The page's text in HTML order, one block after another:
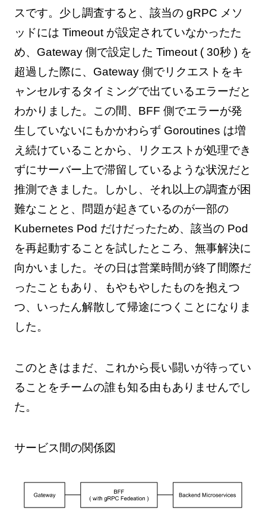
スです。少し調査すると、該当の gRPC メソ
ッドには Timeout が設定されていなかったた
め、Gateway 側で設定した Timeout ( 30秒 ) を
超過した際に、Gateway 側でリクエストをキ
ャンセルするタイミングで出ているエラーだと
わかりました。この間、BFF 側でエラーが発
生していないにもかかわらず Goroutines は増
え続けていることから、リクエストが処理でき
ずにサーバー上で滞留しているような状況だと
推測できました。しかし、それ以上の調査が困
難なことと、問題が起きているのが一部の
Kubernetes Pod だけだったため、該当の Pod
を再起動することを試したところ、無事解決に
向かいました。その日は営業時間が終了間際だ
ったこともあり、もやもやしたものを抱えつ
つ、いったん解散して帰途につくことになりま
した。
このときはまだ、これから長い闘いが待ってい
ることをチームの誰も知る由もありませんでし
た。
サービス間の関係図